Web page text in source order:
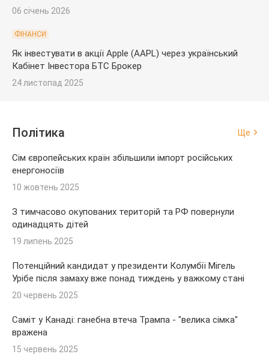
06 січень 2026
ФІНАНСИ
Як інвестувати в акції Apple (AAPL) через український
Кабінет Інвестора БТС Брокер
24 листопад 2025
Політика Ще
Сім європейських країн збільшили імпорт російських
енергоносіїв
10 жовтень 2025
З тимчасово окупованих територій та РФ повернули
одинадцять дітей
19 липень 2025
Потенційний кандидат у президенти Колумбії Мігель
Урібе після замаху вже понад тиждень у важкому стані
20 червень 2025
Саміт у Канаді: ганебна втеча Трампа - "велика сімка"
вражена
15 червень 2025